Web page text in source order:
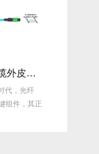
光纤Mellanox线缆外皮破损处理方法！
代，光纤
组件，其正